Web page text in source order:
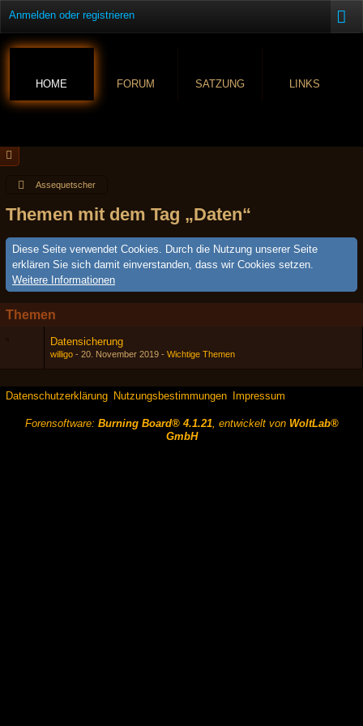
Anmelden oder registrieren
HOME FORUM SATZUNG LINKS
Assequetscher
Themen mit dem Tag „Daten“
Diese Seite verwendet Cookies. Durch die Nutzung unserer Seite
erklären Sie sich damit einverstanden, dass wir Cookies setzen.
Weitere Informationen
Themen
Datensicherung
willigo 20. November 2019 Wichtige Themen
Datenschutzerklärung Nutzungsbestimmungen Impressum
Forensoftware: Burning Board® 4.1.21, entwickelt von WoltLab®
GmbH